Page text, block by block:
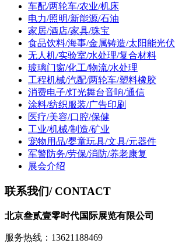
车配/两轮车/农业/机床
电力/照明/新能源/石油
家居/酒店/家具/珠宝
食品饮料/海事/金属铸造/太阳能光伏
无人机/实验室/水处理/复合材料
玻璃门窗/化工/物流/水处理
工程机械/汽配/两轮车/塑料橡胶
消费电子/灯光舞台音响/通信
涂料/纺织服装/广告印刷
医疗/美容/口腔/保健
工业/机械/制造/矿业
宠物用品/婴童玩具/文具/元器件
军警防务/劳保/消防/养老康复
展会介绍
联系我们/ CONTACT
北京叁贰壹零时代国际展览有限公司
服务热线：13621188469